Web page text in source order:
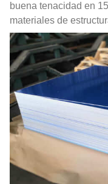
buena tenacidad en
materiales de